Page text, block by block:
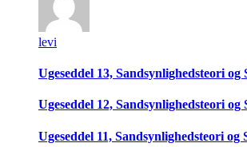
levi
Ugeseddel 13, Sandsynlighedsteori og
Ugeseddel 12, Sandsynlighedsteori og
Ugeseddel 11, Sandsynlighedsteori og